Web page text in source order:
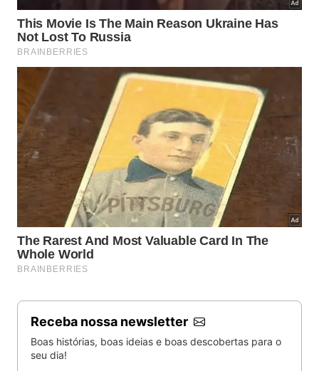
Receba nossa newsletter
Boas histórias, boas ideias e boas descobertas para o
seu dia!